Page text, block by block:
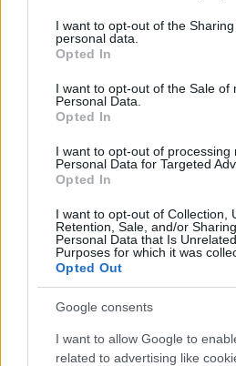
not limited to your visit or usage
grant or deny consent to Google
use your data for below specified
consent section.
I want to opt-out of the
personal data.
Opted In
I want to opt-out of the Sale of
Personal Data.
Opted In
I want to opt-out of processing
Personal Data for Targeted
Opted In
I want to opt-out of Collection,
Retention, Sale, and/or
Personal Data that Is
Purposes for which it was
Opted Out
Google consents
I want to allow Google to
related to advertising like
και να κυβερνήσει χωρίς
Βουλή με λεπτές ισορροπίες.
Η «Πελοπόννησος» και
ανοιχτή γραμμή με
Η φωνή σου έχει δύναμη –
καταγγελίες ή ιδέες για τη
Viber:+306909196125
Στείλε μήνυμα στο